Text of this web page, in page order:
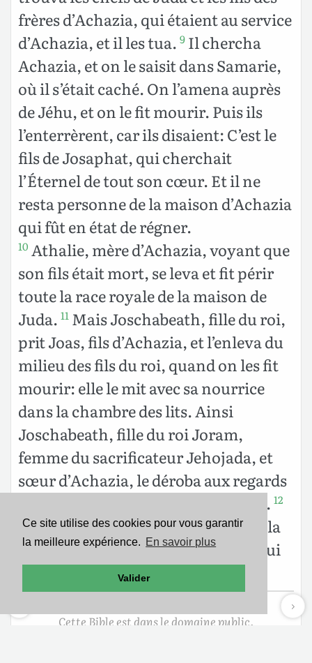
Ce site utilise des cookies pour vous garantir
la meilleure expérience. En savoir plus
Valider
frères d’Achazia, qui étaient au service
d’Achazia, et il les tua. 9 Il chercha
Achazia, et on le saisit dans Samarie,
où il s’était caché. On l’amena auprès
de Jéhu, et on le fit mourir. Puis ils
l’enterrèrent, car ils disaient: C’est le
fils de Josaphat, qui cherchait
l’Éternel de tout son cœur. Et il ne
resta personne de la maison d’Achazia
qui fût en état de régner.
10 Athalie, mère d’Achazia, voyant que
son fils était mort, se leva et fit périr
toute la race royale de la maison de
Juda. 11 Mais Joschabeath, fille du roi,
prit Joas, fils d’Achazia, et l’enleva du
milieu des fils du roi, quand on les fit
mourir: elle le mit avec sa nourrice
dans la chambre des lits. Ainsi
Joschabeath, fille du roi Joram,
femme du sacrificateur Jehojada, et
sœur d’Achazia, le déroba aux regards
d’Athalie, qui ne le fit point mourir. 12
Il resta six ans caché avec eux dans la
maison de Dieu. Et c’était Athalie qui
régnait dans le pays.
Cette Bible est dans le domaine public.